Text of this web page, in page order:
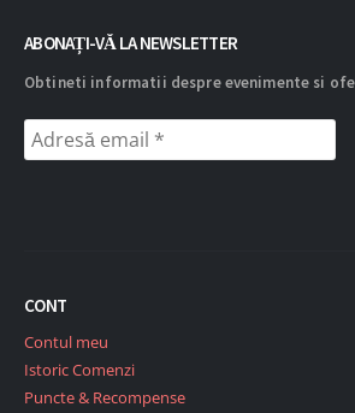
ABONAȚI-VĂ LA NEWSLETTER
Obtineti informatii despre evenimente si
CONT
Contul meu
Istoric Comenzi
Puncte & Recompense